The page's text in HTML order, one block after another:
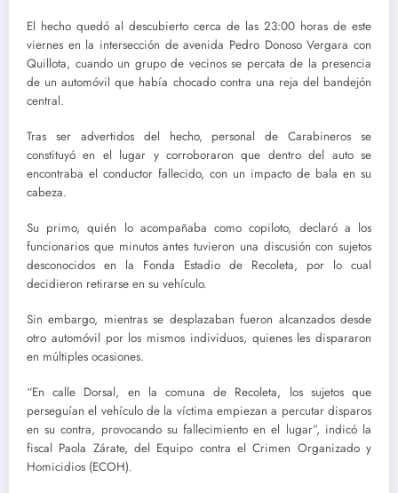
El hecho quedó al descubierto cerca de las 23:00 horas de este
viernes en la intersección de avenida Pedro Donoso Vergara con
Quillota, cuando un grupo de vecinos se percata de la presencia
de un automóvil que había chocado contra una reja del bandejón
central.
Tras ser advertidos del hecho, personal de Carabineros se
constituyó en el lugar y corroboraron que dentro del auto se
encontraba el conductor fallecido, con un impacto de bala en su
cabeza.
Su primo, quién lo acompañaba como copiloto, declaró a los
funcionarios que minutos antes tuvieron una discusión con sujetos
desconocidos en la Fonda Estadio de Recoleta, por lo cual
decidieron retirarse en su vehículo.
Sin embargo, mientras se desplazaban fueron alcanzados desde
otro automóvil por los mismos individuos, quienes les dispararon
en múltiples ocasiones.
“En calle Dorsal, en la comuna de Recoleta, los sujetos que
perseguían el vehículo de la víctima empiezan a percutar disparos
en su contra, provocando su fallecimiento en el lugar”, indicó la
fiscal Paola Zárate, del Equipo contra el Crimen Organizado y
Homicidios (ECOH).